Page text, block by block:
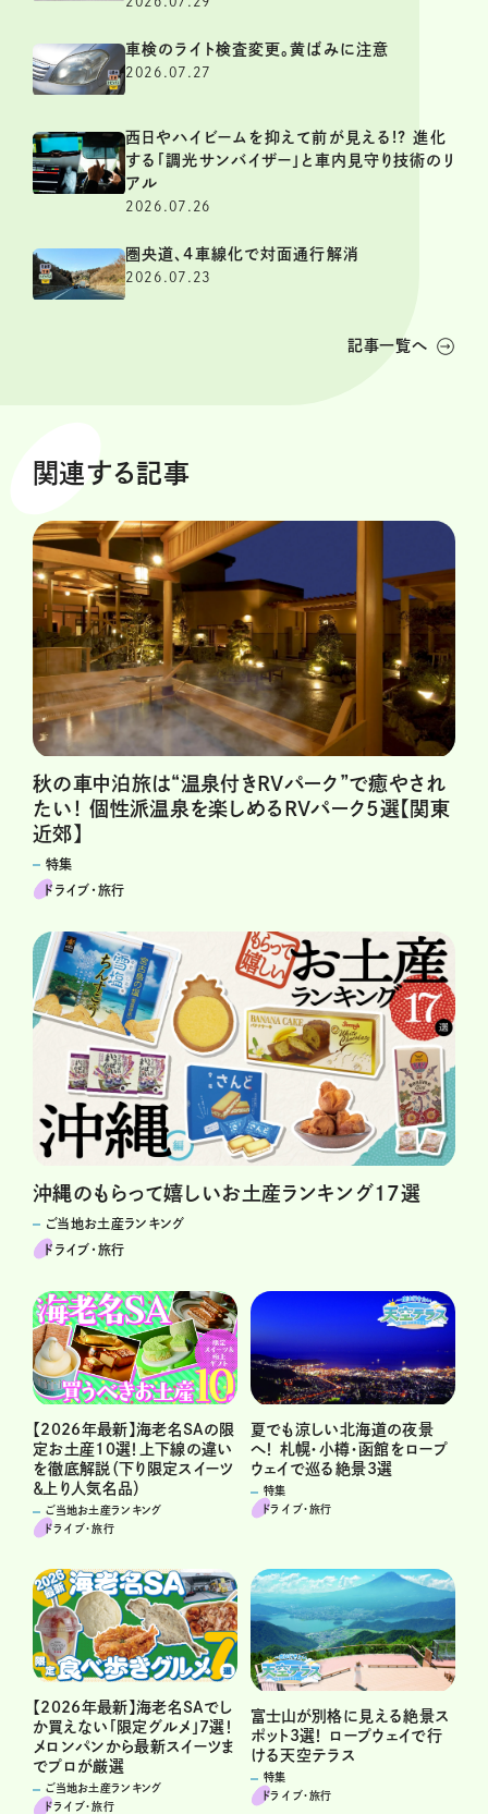
車検のライト検査変更。黄ばみに注意
2026.07.27
西日やハイビームを抑えて前が見える!? 進化
する「調光サンバイザー」と車内見守り技術のリ
アル
2026.07.26
圏央道、4車線化で対面通行解消
2026.07.23
記事一覧へ
関連する記事
秋の車中泊旅は“温泉付きRVパーク”で癒やされ
たい！ 個性派温泉を楽しめるRVパーク5選【関東
近郊】
特集
ドライブ･旅行
沖縄のもらって嬉しいお土産ランキング17選
ご当地お土産ランキング
ドライブ･旅行
【2026年最新】海老名SAの限
定お土産10選！上下線の違い
を徹底解説（下り限定スイーツ
＆上り人気名品）
ご当地お土産ランキング
ドライブ･旅行
夏でも涼しい北海道の夜景
へ！ 札幌・小樽・函館をロープ
ウェイで巡る絶景3選
特集
ドライブ･旅行
【2026年最新】海老名SAでし
か買えない「限定グルメ」7選！
メロンパンから最新スイーツま
でプロが厳選
ご当地お土産ランキング
ドライブ･旅行
富士山が別格に見える絶景ス
ポット3選！ ロープウェイで行
ける天空テラス
特集
ドライブ･旅行